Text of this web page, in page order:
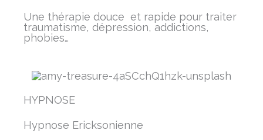
Une thérapie douce et rapide pour traiter
traumatisme, dépression, addictions,
phobies…
HYPNOSE
Hypnose Ericksonienne